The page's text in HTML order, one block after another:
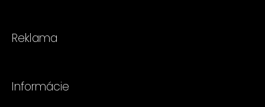
Reklama
Informácie